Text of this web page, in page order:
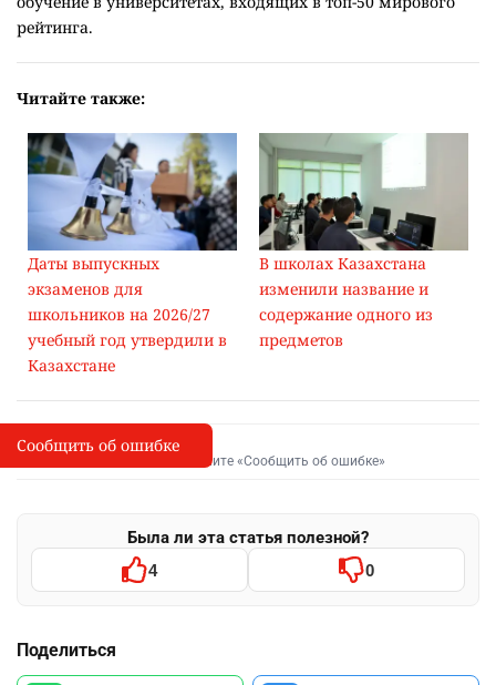
рейтинга.
Читайте также:
Даты выпускных
экзаменов для
школьников на 2026/27
учебный год утвердили в
Казахстане
В школах Казахстана
изменили название и
содержание одного из
предметов
I
Сообщить об опечатке
Выделите фрагмент и нажмите «Сообщить об ошибке»
Была ли эта статья полезной?
4 0
Поделиться
Сообщить об ошибке